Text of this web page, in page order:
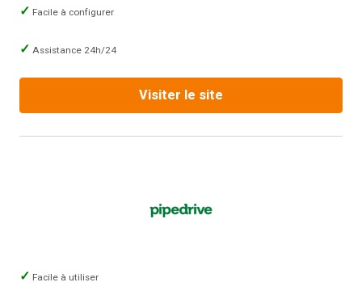
Facile à configurer
Assistance 24h/24
Visiter le site
Facile à utiliser